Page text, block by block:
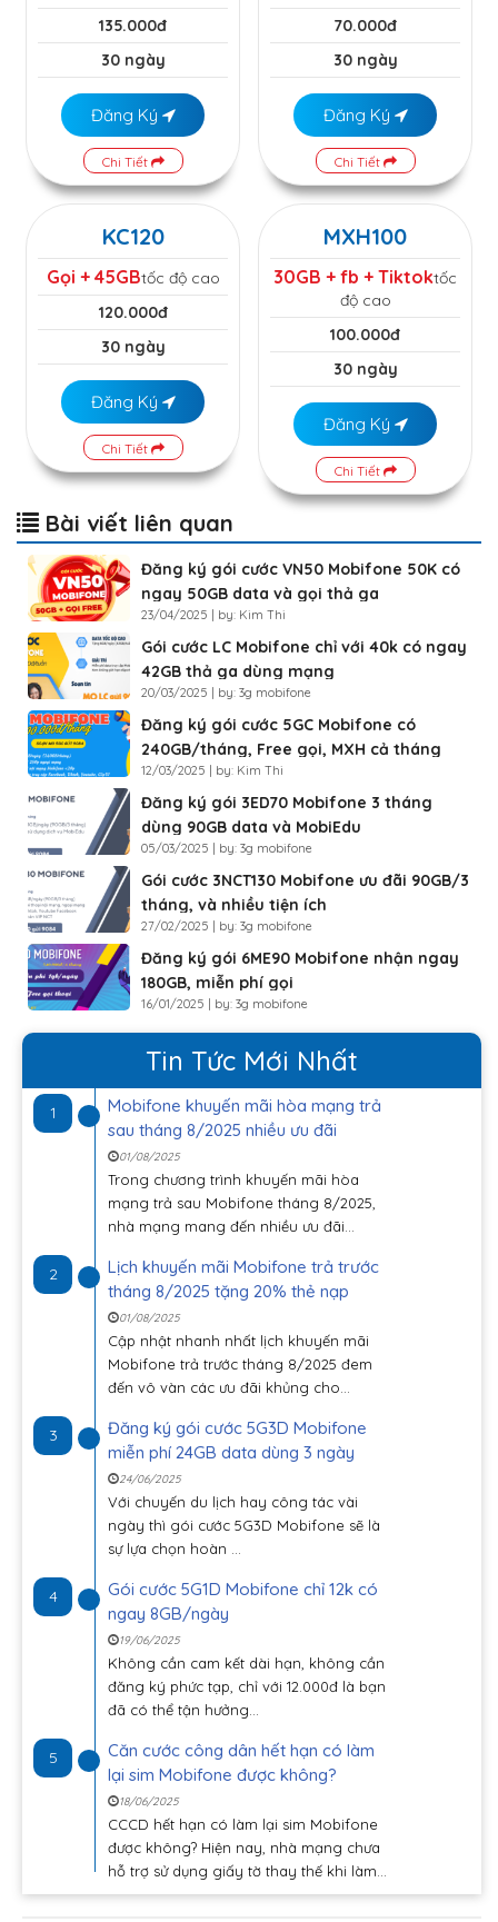
135.000đ
30 ngày
Đăng Ký
Chi Tiết
70.000đ
30 ngày
Đăng Ký
Chi Tiết
KC120
Gọi + 45GBtốc độ cao
120.000đ
30 ngày
Đăng Ký
Chi Tiết
MXH100
30GB + fb + Tiktoktốc
độ cao
100.000đ
30 ngày
Đăng Ký
Chi Tiết
Bài viết liên quan
Đăng ký gói cước VN50 Mobifone 50K có
ngay 50GB data và gọi thả ga
23/04/2025 | by: Kim Thi
Gói cước LC Mobifone chỉ với 40k có ngay
42GB thả ga dùng mạng
20/03/2025 | by: 3g mobifone
Đăng ký gói cước 5GC Mobifone có
240GB/tháng, Free gọi, MXH cả tháng
12/03/2025 | by: Kim Thi
Đăng ký gói 3ED70 Mobifone 3 tháng
dùng 90GB data và MobiEdu
05/03/2025 | by: 3g mobifone
Gói cước 3NCT130 Mobifone ưu đãi 90GB/3
tháng, và nhiều tiện ích
27/02/2025 | by: 3g mobifone
Đăng ký gói 6ME90 Mobifone nhận ngay
180GB, miễn phí gọi
16/01/2025 | by: 3g mobifone
Tin Tức Mới Nhất
1
Mobifone khuyến mãi hòa mạng trả
sau tháng 8/2025 nhiều ưu đãi
01/08/2025
Trong chương trình khuyến mãi hòa
mạng trả sau Mobifone tháng 8/2025,
nhà mạng mang đến nhiều ưu đãi...
2
Lịch khuyến mãi Mobifone trả trước
tháng 8/2025 tặng 20% thẻ nạp
01/08/2025
Cập nhật nhanh nhất lịch khuyến mãi
Mobifone trả trước tháng 8/2025 đem
đến vô vàn các ưu đãi khủng cho...
3
Đăng ký gói cước 5G3D Mobifone
miễn phí 24GB data dùng 3 ngày
24/06/2025
Với chuyến du lịch hay công tác vài
ngày thì gói cước 5G3D Mobifone sẽ là
sự lựa chọn hoàn ...
4
Gói cước 5G1D Mobifone chỉ 12k có
ngay 8GB/ngày
19/06/2025
Không cần cam kết dài hạn, không cần
đăng ký phức tạp, chỉ với 12.000đ là bạn
đã có thể tận hưởng...
5
Căn cước công dân hết hạn có làm
lại sim Mobifone được không?
18/06/2025
CCCD hết hạn có làm lại sim Mobifone
được không? Hiện nay, nhà mạng chưa
hỗ trợ sử dụng giấy tờ thay thế khi làm...